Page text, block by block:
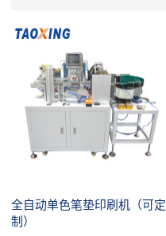
全自动单色笔垫印刷机（可定
制）